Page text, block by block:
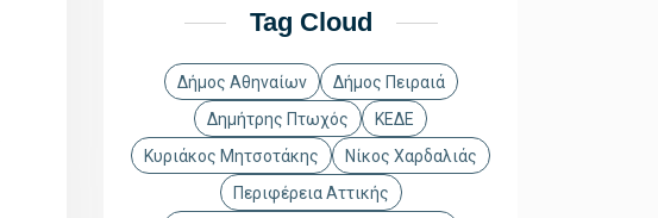
Tag Cloud
Δήμος Αθηναίων
Δήμος Πειραιά
Δημήτρης Πτωχός
ΚΕΔΕ
Κυριάκος Μητσοτάκης
Νίκος Χαρδαλιάς
Περιφέρεια Αττικής